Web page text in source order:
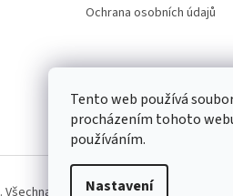
Tento web používá
procházením tohoto
používáním.
Nastavení
Ochrana osobních údajů
. Všechna práva vyhrazena.Upravit